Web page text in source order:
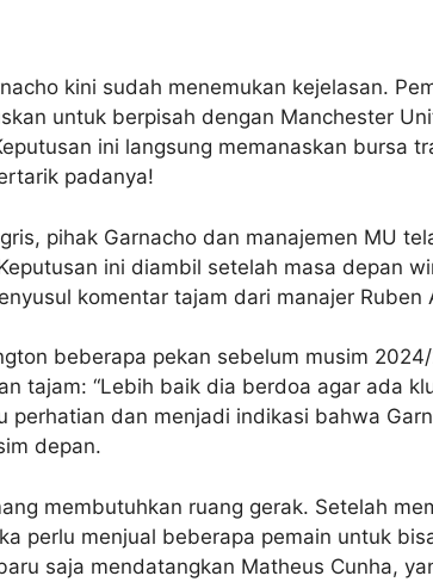
kini sudah menemukan kejelasan.
untuk berpisah dengan Manchester
ini langsung memanaskan bursa
padanya!
pihak Garnacho dan manajemen MU
ini diambil setelah masa depan
komentar tajam dari manajer Ruben
beberapa pekan sebelum musim
tajam: “Lebih baik dia berdoa agar ada
perhatian dan menjadi indikasi bahwa
depan.
membutuhkan ruang gerak. Setelah
perlu menjual beberapa pemain untuk
saja mendatangkan Matheus Cunha,